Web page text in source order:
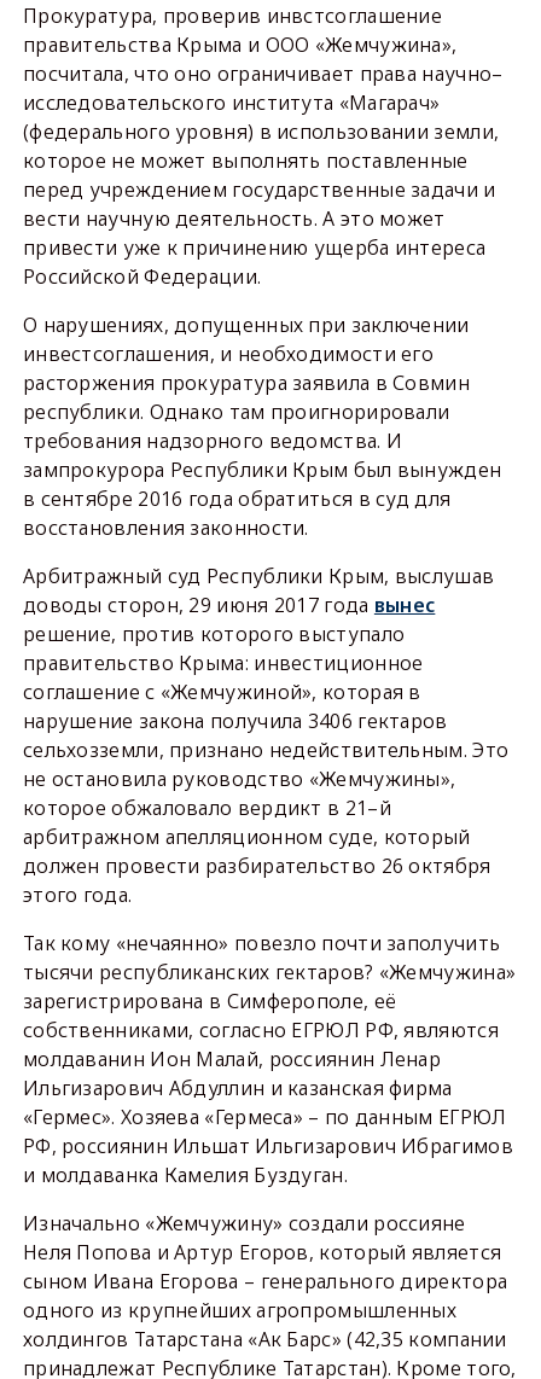
Прокуратура, проверив инвстсоглашение
правительства Крыма и ООО «Жемчужина»,
посчитала, что оно ограничивает права научно–
исследовательского института «Магарач»
(федерального уровня) в использовании земли,
которое не может выполнять поставленные
перед учреждением государственные задачи и
вести научную деятельность. А это может
привести уже к причинению ущерба интереса
Российской Федерации.
О нарушениях, допущенных при заключении
инвестсоглашения, и необходимости его
расторжения прокуратура заявила в Совмин
республики. Однако там проигнорировали
требования надзорного ведомства. И
зампрокурора Республики Крым был вынужден
в сентябре 2016 года обратиться в суд для
восстановления законности.
Арбитражный суд Республики Крым, выслушав
доводы сторон, 29 июня 2017 года вынес
решение, против которого выступало
правительство Крыма: инвестиционное
соглашение с «Жемчужиной», которая в
нарушение закона получила 3406 гектаров
сельхозземли, признано недействительным. Это
не остановила руководство «Жемчужины»,
которое обжаловало вердикт в 21–й
арбитражном апелляционном суде, который
должен провести разбирательство 26 октября
этого года.
Так кому «нечаянно» повезло почти заполучить
тысячи республиканских гектаров? «Жемчужина»
зарегистрирована в Симферополе, её
собственниками, согласно ЕГРЮЛ РФ, являются
молдаванин Ион Малай, россиянин Ленар
Ильгизарович Абдуллин и казанская фирма
«Гермес». Хозяева «Гермеса» – по данным ЕГРЮЛ
РФ, россиянин Ильшат Ильгизарович Ибрагимов
и молдаванка Камелия Буздуган.
Изначально «Жемчужину» создали россияне
Неля Попова и Артур Егоров, который является
сыном Ивана Егорова – генерального директора
одного из крупнейших агропромышленных
холдингов Татарстана «Ак Барс» (42,35 компании
принадлежат Республике Татарстан). Кроме того,